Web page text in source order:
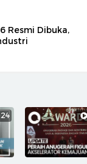
Resmi Dibuka,